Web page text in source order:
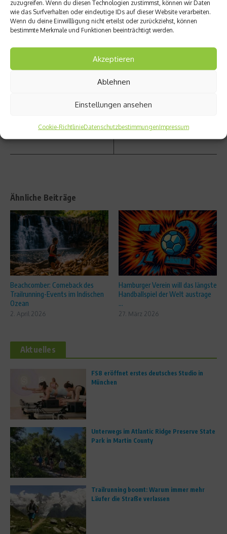
zuzugreifen. Wenn du diesen Technologien zustimmst, können wir Daten
wie das Surfverhalten oder eindeutige IDs auf dieser Website verarbeiten.
Wenn du deine Einwillligung nicht erteilst oder zurückziehst, können
bestimmte Merkmale und Funktionen beeinträchtigt werden.
Akzeptieren
Ablehnen
Einstellungen ansehen
Cookie-RichtlinieDatenschutzbestimmungenImpressum
vorheriger Beitrag
Rädern
radelt
wieder
den
Zweck
10
Fragen
Hahne
Ähnliche Beiträge
Beachcomber: Comeback des
Trailrunning-Events im Indischen
Ozean
2. April 2026
Hamburger Verein will das längste
Handballspiel der Welt austrage
...
27. März 2026
Aktuelles
FS8 eröffnet erstes deutsches Studio in
München
Unterwegs im Atlantic Ridge Preserve State
Park in Martin County
Trailrunning boomt: Warum immer mehr
Läufer die Straße verlassen